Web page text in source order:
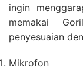
ingin
memakai
penyesuaian
Mikrofon